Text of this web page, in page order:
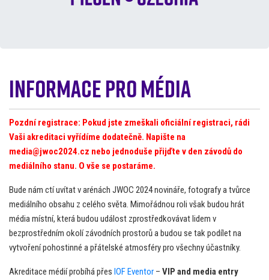
Informace pro média
Pozdní registrace: Pokud jste zmeškali oficiální registraci, rádi
Vaši akreditaci vyřídíme dodatečně. Napište na
media@jwoc2024.cz nebo jednoduše přijďte v den závodů do
mediálního stanu. O vše se postaráme.
Bude nám ctí uvítat v arénách JWOC 2024 novináře, fotografy a tvůrce
mediálního obsahu z celého světa. Mimořádnou roli však budou hrát
média místní, která budou událost zprostředkovávat lidem v
bezprostředním okolí závodních prostorů a budou se tak podílet na
vytvoření pohostinné a přátelské atmosféry pro všechny účastníky.
Akreditace médií probíhá přes IOF Eventor – VIP and media entry